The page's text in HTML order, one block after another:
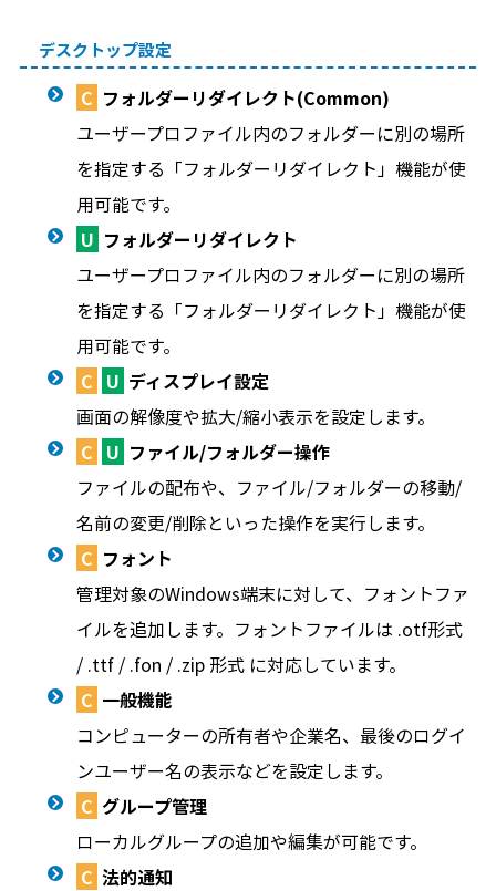
デスクトップ設定
C フォルダーリダイレクト(Common)
ユーザープロファイル内のフォルダーに別の場所
を指定する「フォルダーリダイレクト」機能が使
用可能です。
U フォルダーリダイレクト
ユーザープロファイル内のフォルダーに別の場所
を指定する「フォルダーリダイレクト」機能が使
用可能です。
C U ディスプレイ設定
画面の解像度や拡大/縮小表示を設定します。
C U ファイル/フォルダー操作
ファイルの配布や、ファイル/フォルダーの移動/
名前の変更/削除といった操作を実行します。
C フォント
管理対象のWindows端末に対して、フォントファ
イルを追加します。フォントファイルは .otf形式
/ .ttf / .fon / .zip 形式 に対応しています。
C 一般機能
コンピューターの所有者や企業名、最後のログイ
ンユーザー名の表示などを設定します。
C グループ管理
ローカルグループの追加や編集が可能です。
C 法的通知